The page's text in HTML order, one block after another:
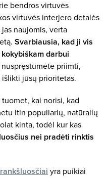
bendros virtuvės
virtuvės interjero detalės
naujomis, verta
Svarbiausia, kad ji vis
darbui
priimti,
jūsų prioritetas.
kai norisi, kad
itin populiarių, natūralių
kinta, todėl kur kas
nei pradėti rinktis
yra puikiai